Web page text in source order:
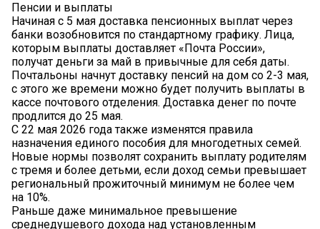
Пенсии и выплаты
Начиная с 5 мая доставка пенсионных выплат через
банки возобновится по стандартному графику. Лица,
которым выплаты доставляет «Почта России»,
получат деньги за май в привычные для себя даты.
Почтальоны начнут доставку пенсий на дом со 2-3 мая,
с этого же времени можно будет получить выплаты в
кассе почтового отделения. Доставка денег по почте
продлится до 25 мая.
С 22 мая 2026 года также изменятся правила
назначения единого пособия для многодетных семей.
Новые нормы позволят сохранить выплату родителям
с тремя и более детьми, если доход семьи превышает
региональный прожиточный минимум не более чем
на 10%.
Раньше даже минимальное превышение
среднедушевого дохода над установленным